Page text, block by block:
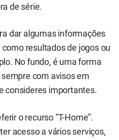
de série.
dar algumas informações
resultados de jogos ou
No fundo, é uma forma
com avisos em
consideres importantes.
o recurso “T-Home”.
acesso a vários serviços,